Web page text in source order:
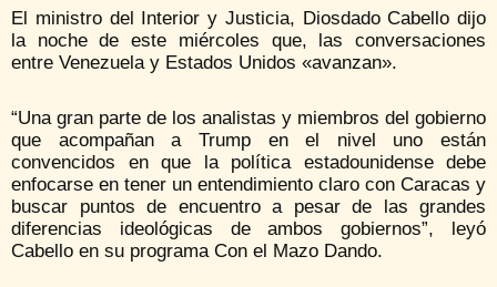
El ministro del Interior y Justicia, Diosdado Cabello dijo
la noche de este miércoles que, las conversaciones
entre Venezuela y Estados Unidos «avanzan».
“Una gran parte de los analistas y miembros del gobierno
que acompañan a Trump en el nivel uno están
convencidos en que la política estadounidense debe
enfocarse en tener un entendimiento claro con Caracas y
buscar puntos de encuentro a pesar de las grandes
diferencias ideológicas de ambos gobiernos”, leyó
Cabello en su programa Con el Mazo Dando.